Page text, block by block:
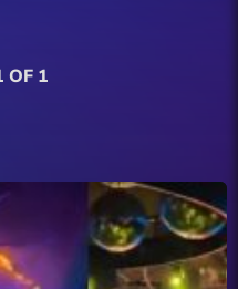
OF 1